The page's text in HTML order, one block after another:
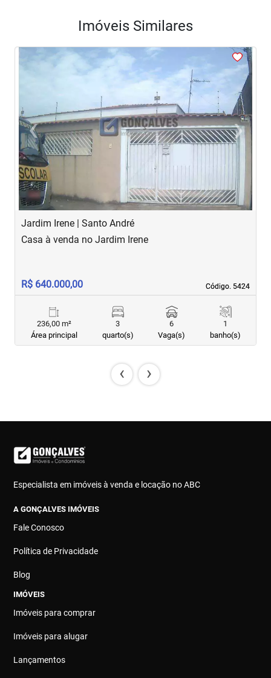
Imóveis Similares
‹Previous ›Next
Jardim Irene | Santo André
Código. 5424
Código. 5424
Casa à venda no Jardim Irene
R$ 640.000,00
236,00 m²
Área principal
3
quarto(s)
6
Vaga(s)
1
banho(s)
‹ ›
Especialista em imóveis à venda e locação no ABC
A GONÇALVES IMÓVEIS
Fale Conosco
Política de Privacidade
Blog
IMÓVEIS
Imóveis para comprar
Imóveis para alugar
Lançamentos